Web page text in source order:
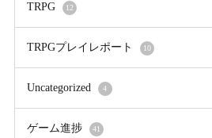
TRPG 12
TRPGプレイレポート 10
Uncategorized 4
ゲーム進捗 41